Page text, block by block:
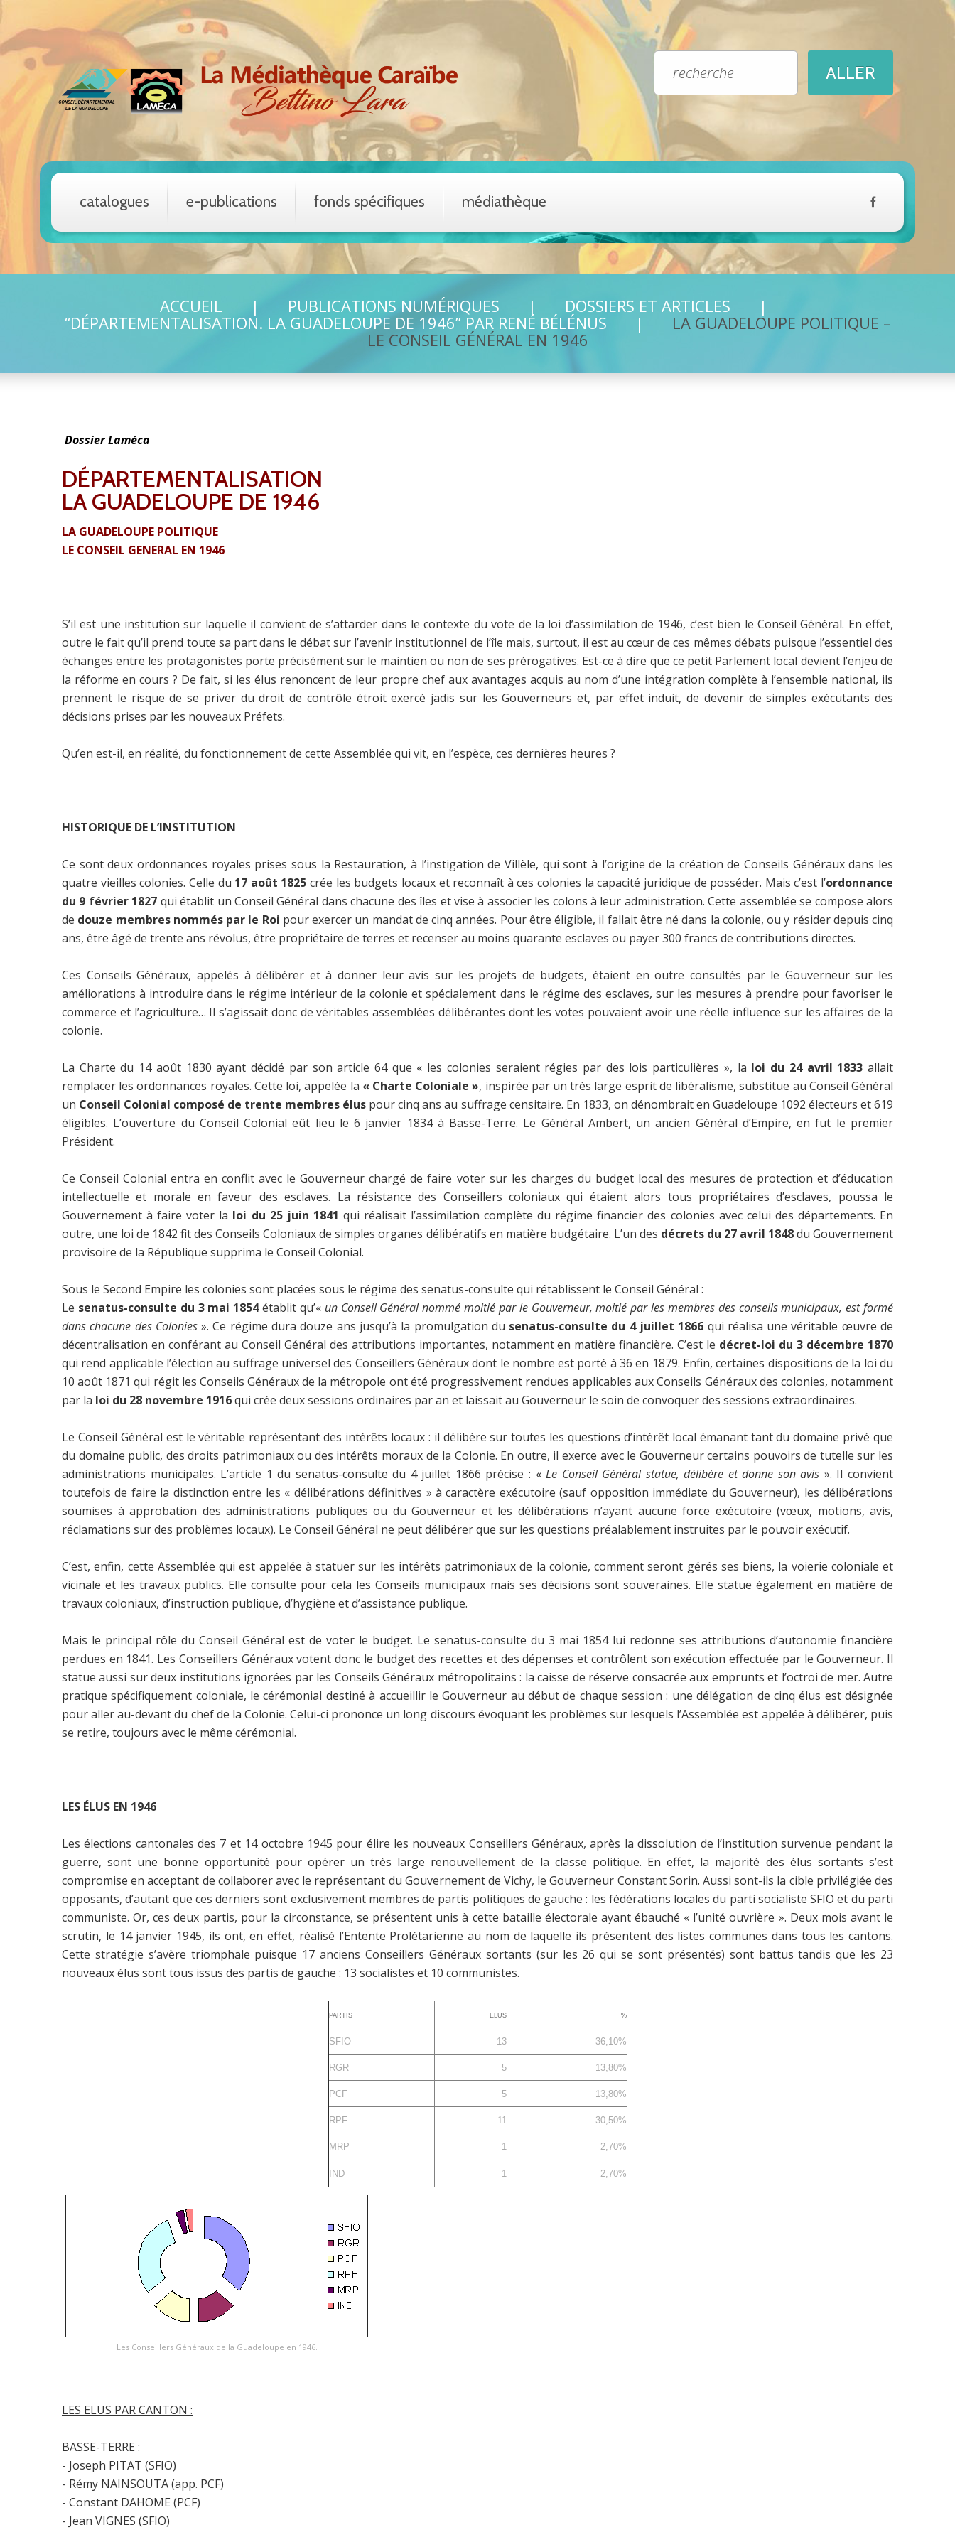
catalogues e-publications fonds spécifiques médiathèque
ACCUEIL PUBLICATIONS NUMÉRIQUES
DOSSIERS ET ARTICLES
“DÉPARTEMENTALISATION. LA GUADELOUPE DE 1946” PAR RENÉ BÉLÉNUS
LA GUADELOUPE POLITIQUE –
LE CONSEIL GÉNÉRAL EN 1946
Dossier Laméca
DÉPARTEMENTALISATION
LA GUADELOUPE DE 1946
LA GUADELOUPE POLITIQUE
LE CONSEIL GENERAL EN 1946
S’il est une institution sur laquelle il convient de s’attarder dans le contexte du vote de la loi d’assimilation de 1946, c’est bien le Conseil Général. En effet,
outre le fait qu’il prend toute sa part dans le débat sur l’avenir institutionnel de l’île mais, surtout, il est au cœur de ces mêmes débats puisque l’essentiel des
échanges entre les protagonistes porte précisément sur le maintien ou non de ses prérogatives. Est-ce à dire que ce petit Parlement local devient l’enjeu de
la réforme en cours ? De fait, si les élus renoncent de leur propre chef aux avantages acquis au nom d’une intégration complète à l’ensemble national, ils
prennent le risque de se priver du droit de contrôle étroit exercé jadis sur les Gouverneurs et, par effet induit, de devenir de simples exécutants des
décisions prises par les nouveaux Préfets.
Qu’en est-il, en réalité, du fonctionnement de cette Assemblée qui vit, en l’espèce, ces dernières heures ?
HISTORIQUE DE L’INSTITUTION
Ce sont deux ordonnances royales prises sous la Restauration, à l’instigation de Villèle, qui sont à l’origine de la création de Conseils Généraux dans les
quatre vieilles colonies. Celle du 17 août 1825 crée les budgets locaux et reconnaît à ces colonies la capacité juridique de posséder. Mais c’est l’ordonnance
du 9 février 1827 qui établit un Conseil Général dans chacune des îles et vise à associer les colons à leur administration. Cette assemblée se compose alors
de douze membres nommés par le Roi pour exercer un mandat de cinq années. Pour être éligible, il fallait être né dans la colonie, ou y résider depuis cinq
ans, être âgé de trente ans révolus, être propriétaire de terres et recenser au moins quarante esclaves ou payer 300 francs de contributions directes.
Ces Conseils Généraux, appelés à délibérer et à donner leur avis sur les projets de budgets, étaient en outre consultés par le Gouverneur sur les
améliorations à introduire dans le régime intérieur de la colonie et spécialement dans le régime des esclaves, sur les mesures à prendre pour favoriser le
commerce et l’agriculture… Il s’agissait donc de véritables assemblées délibérantes dont les votes pouvaient avoir une réelle influence sur les affaires de la
colonie.
La Charte du 14 août 1830 ayant décidé par son article 64 que « les colonies seraient régies par des lois particulières », la loi du 24 avril 1833 allait
remplacer les ordonnances royales. Cette loi, appelée la « Charte Coloniale », inspirée par un très large esprit de libéralisme, substitue au Conseil Général
un Conseil Colonial composé de trente membres élus pour cinq ans au suffrage censitaire. En 1833, on dénombrait en Guadeloupe 1092 électeurs et 619
éligibles. L’ouverture du Conseil Colonial eût lieu le 6 janvier 1834 à Basse-Terre. Le Général Ambert, un ancien Général d’Empire, en fut le premier
Président.
Ce Conseil Colonial entra en conflit avec le Gouverneur chargé de faire voter sur les charges du budget local des mesures de protection et d’éducation
intellectuelle et morale en faveur des esclaves. La résistance des Conseillers coloniaux qui étaient alors tous propriétaires d’esclaves, poussa le
Gouvernement à faire voter la loi du 25 juin 1841 qui réalisait l’assimilation complète du régime financier des colonies avec celui des départements. En
outre, une loi de 1842 fit des Conseils Coloniaux de simples organes délibératifs en matière budgétaire. L’un des décrets du 27 avril 1848du Gouvernement
provisoire de la République supprima le Conseil Colonial.
Sous le Second Empire les colonies sont placées sous le régime des senatus-consulte qui rétablissent le Conseil Général :
Le senatus-consulte du 3 mai 1854établit qu’« un Conseil Général nommé moitié par le Gouverneur, moitié par les membres des conseils municipaux, est formé
dans chacune des Colonies». Ce régime dura douze ans jusqu’à la promulgation du senatus-consulte du 4 juillet 1866 qui réalisa une véritable œuvre de
décentralisation en conférant au Conseil Général des attributions importantes, notamment en matière financière. C’est le décret-loi du 3 décembre 1870
qui rend applicable l’élection au suffrage universel des Conseillers Généraux dont le nombre est porté à 36 en 1879. Enfin, certaines dispositions de la loi du
10 août 1871 qui régit les Conseils Généraux de la métropole ont été progressivement rendues applicables aux Conseils Généraux des colonies, notamment
par la loi du 28 novembre 1916qui crée deux sessions ordinaires par an et laissait au Gouverneur le soin de convoquer des sessions extraordinaires.
Le Conseil Général est le véritable représentant des intérêts locaux : il délibère sur toutes les questions d’intérêt local émanant tant du domaine privé que
du domaine public, des droits patrimoniaux ou des intérêts moraux de la Colonie. En outre, il exerce avec le Gouverneur certains pouvoirs de tutelle sur les
administrations municipales. L’article 1 du senatus-consulte du 4 juillet 1866 précise : «Le Conseil Général statue, délibère et donne son avis ». Il convient
toutefois de faire la distinction entre les « délibérations définitives » à caractère exécutoire (sauf opposition immédiate du Gouverneur), les délibérations
soumises à approbation des administrations publiques ou du Gouverneur et les délibérations n’ayant aucune force exécutoire (vœux, motions, avis,
réclamations sur des problèmes locaux). Le Conseil Général ne peut délibérer que sur les questions préalablement instruites par le pouvoir exécutif.
C’est, enfin, cette Assemblée qui est appelée à statuer sur les intérêts patrimoniaux de la colonie, comment seront gérés ses biens, la voierie coloniale et
vicinale et les travaux publics. Elle consulte pour cela les Conseils municipaux mais ses décisions sont souveraines. Elle statue également en matière de
travaux coloniaux, d’instruction publique, d’hygiène et d’assistance publique.
Mais le principal rôle du Conseil Général est de voter le budget. Le senatus-consulte du 3 mai 1854 lui redonne ses attributions d’autonomie financière
perdues en 1841. Les Conseillers Généraux votent donc le budget des recettes et des dépenses et contrôlent son exécution effectuée par le Gouverneur. Il
statue aussi sur deux institutions ignorées par les Conseils Généraux métropolitains : la caisse de réserve consacrée aux emprunts et l’octroi de mer. Autre
pratique spécifiquement coloniale, le cérémonial destiné à accueillir le Gouverneur au début de chaque session : une délégation de cinq élus est désignée
pour aller au-devant du chef de la Colonie. Celui-ci prononce un long discours évoquant les problèmes sur lesquels l’Assemblée est appelée à délibérer, puis
se retire, toujours avec le même cérémonial.
LES ÉLUS EN 1946
Les élections cantonales des 7 et 14 octobre 1945 pour élire les nouveaux Conseillers Généraux, après la dissolution de l’institution survenue pendant la
guerre, sont une bonne opportunité pour opérer un très large renouvellement de la classe politique. En effet, la majorité des élus sortants s’est
compromise en acceptant de collaborer avec le représentant du Gouvernement de Vichy, le Gouverneur Constant Sorin. Aussi sont-ils la cible privilégiée des
opposants, d’autant que ces derniers sont exclusivement membres de partis politiques de gauche : les fédérations locales du parti socialiste SFIO et du parti
communiste. Or, ces deux partis, pour la circonstance, se présentent unis à cette bataille électorale ayant ébauché « l’unité ouvrière ». Deux mois avant le
scrutin, le 14 janvier 1945, ils ont, en effet, réalisé l’Entente Prolétarienne au nom de laquelle ils présentent des listes communes dans tous les cantons.
Cette stratégie s’avère triomphale puisque 17 anciens Conseillers Généraux sortants (sur les 26 qui se sont présentés) sont battus tandis que les 23
nouveaux élus sont tous issus des partis de gauche : 13 socialistes et 10 communistes.
PARTIS ELUS %
SFIO 13 36,10%
RGR 5 13,80%
PCF 5 13,80%
RPF 11 30,50%
MRP 1 2,70%
IND 1 2,70%
Les Conseillers Généraux de la Guadeloupe en 1946.
LES ELUS PAR CANTON :
BASSE-TERRE :
- Joseph PITAT (SFIO)
- Rémy NAINSOUTA (app. PCF)
- Constant DAHOME (PCF)
- Jean VIGNES (SFIO)